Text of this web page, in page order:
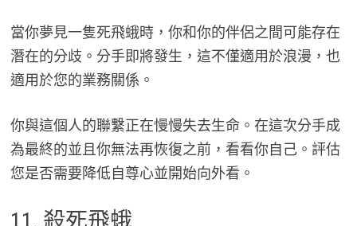
當你夢見一隻死飛蛾時，你和你的伴侶之間可能存在
潛在的分歧。分手即將發生，這不僅適用於浪漫，也
適用於您的業務關係。
你與這個人的聯繫正在慢慢失去生命。在這次分手成
為最終的並且你無法再恢復之前，看看你自己。評估
您是否需要降低自尊心並開始向外看。